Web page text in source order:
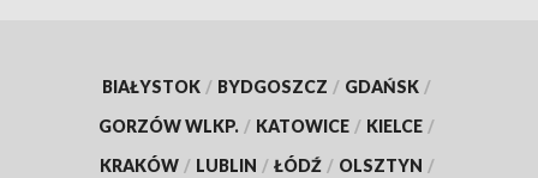
BIAŁYSTOK / BYDGOSZCZ / GDAŃSK /
GORZÓW WLKP. / KATOWICE / KIELCE /
KRAKÓW / LUBLIN / ŁÓDŹ / OLSZTYN /